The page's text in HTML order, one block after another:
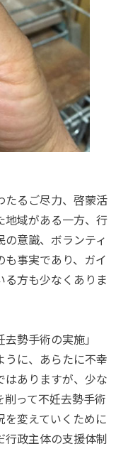
るご尽力、啓蒙活
地域がある一方、行
意識、ボランティ
事実であり、ガイ
る方も少なくありま
勢手術の実施」
うに、あらたに不幸
はありますが、少な
って不妊去勢手術
変えていくために
行政主体の支援体制